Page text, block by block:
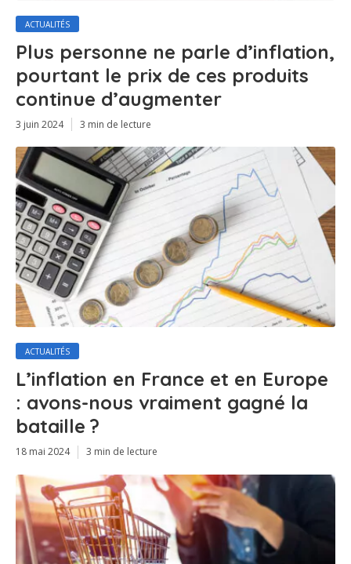
ACTUALITÉS
Plus personne ne parle d’inflation,
pourtant le prix de ces produits
continue d’augmenter
3 juin 2024 3 min de lecture
ACTUALITÉS
L’inflation en France et en Europe
: avons-nous vraiment gagné la
bataille ?
18 mai 2024 3 min de lecture